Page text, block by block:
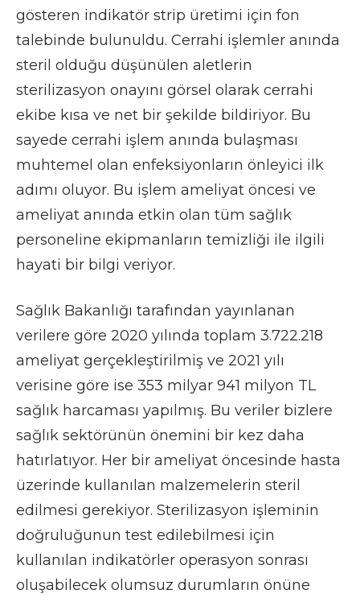
gösteren indikatör strip üretimi için fon
talebinde bulunuldu. Cerrahi işlemler anında
steril olduğu düşünülen aletlerin
sterilizasyon onayını görsel olarak cerrahi
ekibe kısa ve net bir şekilde bildiriyor. Bu
sayede cerrahi işlem anında bulaşması
muhtemel olan enfeksiyonların önleyici ilk
adımı oluyor. Bu işlem ameliyat öncesi ve
ameliyat anında etkin olan tüm sağlık
personeline ekipmanların temizliği ile ilgili
hayati bir bilgi veriyor.
Sağlık Bakanlığı tarafından yayınlanan
verilere göre 2020 yılında toplam 3.722.218
ameliyat gerçekleştirilmiş ve 2021 yılı
verisine göre ise 353 milyar 941 milyon TL
sağlık harcaması yapılmış. Bu veriler bizlere
sağlık sektörünün önemini bir kez daha
hatırlatıyor. Her bir ameliyat öncesinde hasta
üzerinde kullanılan malzemelerin steril
edilmesi gerekiyor. Sterilizasyon işleminin
doğruluğunun test edilebilmesi için
kullanılan indikatörler operasyon sonrası
oluşabilecek olumsuz durumların önüne